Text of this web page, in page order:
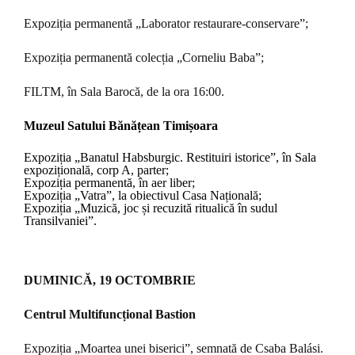
Expoziția permanentă „Laborator restaurare-conservare”;
Expoziția permanentă colecția „Corneliu Baba”;
FILTM, în Sala Barocă, de la ora 16:00.
Muzeul Satului Bănățean Timișoara
Expoziția „Banatul Habsburgic. Restituiri istorice”, în Sala
expozițională, corp A, parter;
Expoziția permanentă, în aer liber;
Expoziția „Vatra”, la obiectivul Casa Națională;
Expoziția „Muzică, joc și recuzită ritualică în sudul
Transilvaniei”.
DUMINICĂ, 19 OCTOMBRIE
Centrul Multifuncțional Bastion
Expoziția „Moartea unei biserici”, semnată de Csaba Balási.